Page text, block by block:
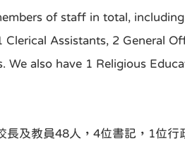
of staff in total,
Assistants, 2 General
We also have 1 Religious
長及教員48人，4位書記，1位